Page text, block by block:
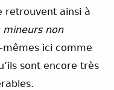
retrouvent ainsi à
mineurs non
mêmes ici comme
sont encore très